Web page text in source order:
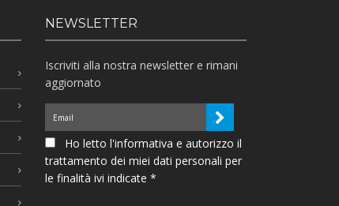
NEWSLETTER
Iscriviti alla nostra newsletter e rimani
aggiornato
Ho letto l'informativa e autorizzo il
trattamento dei miei dati personali per
le finalità ivi indicate *